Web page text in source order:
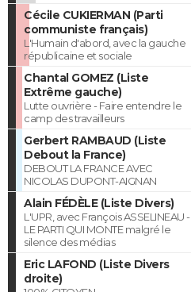
Cécile CUKIERMAN (Parti
communiste français)
L'Humain d'abord, avec la gauche
républicaine et sociale
Chantal GOMEZ (Liste
Extrême gauche)
Lutte ouvrière - Faire entendre le
camp des travailleurs
Gerbert RAMBAUD (Liste
Debout la France)
DEBOUT LA FRANCE AVEC
NICOLAS DUPONT-AIGNAN
Alain FÉDÈLE (Liste Divers)
L'UPR, avec François ASSELINEAU -
LE PARTI QUI MONTE malgré le
silence des médias
Eric LAFOND (Liste Divers
droite)